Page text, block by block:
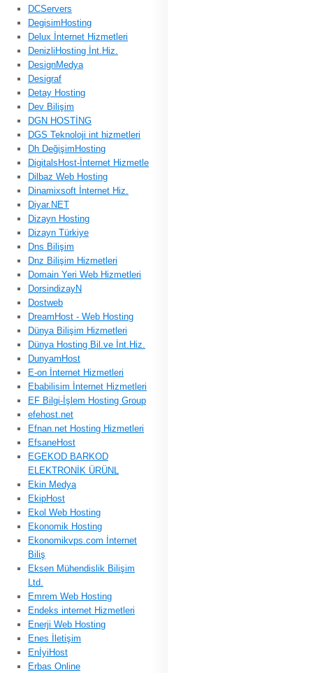
DCServers
DegisimHosting
Delux İnternet Hizmetleri
DenizliHosting İnt.Hiz.
DesignMedya
Desigraf
Detay Hosting
Dev Bilişim
DGN HOSTİNG
DGS Teknoloji int hizmetleri
Dh DeğişimHosting
DigitalsHost-İnternet Hizmetle
Dilbaz Web Hosting
Dinamixsoft İnternet Hiz.
Diyar.NET
Dizayn Hosting
Dizayn Türkiye
Dns Bilişim
Dnz Bilişim Hizmetleri
Domain Yeri Web Hizmetleri
DorsindizayN
Dostweb
DreamHost - Web Hosting
Dünya Bilişim Hizmetleri
Dünya Hosting Bil.ve İnt.Hiz.
DunyamHost
E-on İnternet Hizmetleri
Ebabilisim İnternet Hizmetleri
EF Bilgi-İşlem Hosting Group
efehost.net
Efnan.net Hosting Hizmetleri
EfsaneHost
EGEKOD BARKOD
ELEKTRONİK ÜRÜNL
Ekin Medya
EkipHost
Ekol Web Hosting
Ekonomik Hosting
Ekonomikvps.com İnternet
Biliş
Eksen Mühendislik Bilişim
Ltd.
Emrem Web Hosting
Endeks internet Hizmetleri
Enerji Web Hosting
Enes İletişim
EnİyiHost
Erbas Online